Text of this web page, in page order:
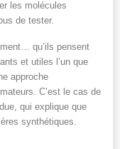
les molécules
de tester.
qu’ils pensent
et utiles l’un que
approche
C’est le cas de
qui explique que
synthétiques.